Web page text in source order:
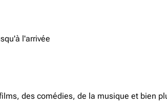
l'arrivée
des comédies, de la musique et bien